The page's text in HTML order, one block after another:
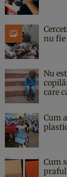
nu
Nu
care
Cum
Cum
praful